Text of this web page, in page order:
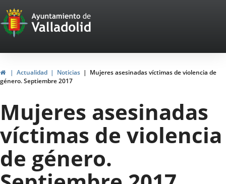
Portal
Web
del
Ayuntamiento
de
Valladolid
HomeActualidad Noticias
Mujeres asesinadas víctimas de violencia de
género. Septiembre 2017
Mujeres asesinadas
víctimas de violencia
de género.